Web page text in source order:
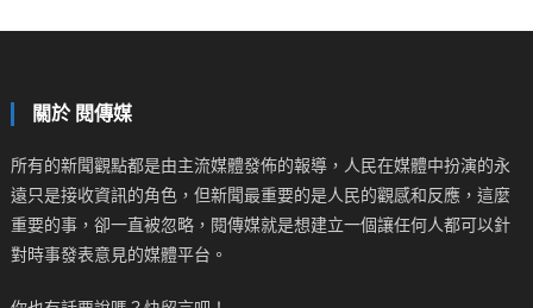
關於 閱傳媒
所有的新聞觀點都是由主流媒體發佈的報導，人民在媒體中扮演的永
遠只是接收資訊的角色，但新聞最重要的是人民的觀感和反應，這麼
重要的事，卻一直被忽略，閱傳媒就是想建立一個讓任何人都可以針
對時事發表意見的媒體平台。